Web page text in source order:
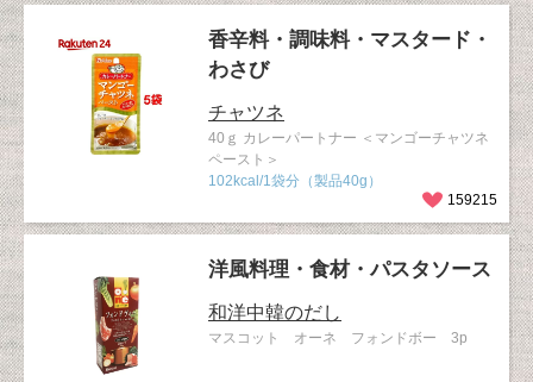
香辛料・調味料・マスタード・
わさび
チャツネ
40ｇ カレーパートナー ＜マンゴーチャツネ
ペースト＞
102kcal/1袋分（製品40g）
159215
洋風料理・食材・パスタソース
和洋中韓のだし
マスコット オーネ フォンドボー 3p